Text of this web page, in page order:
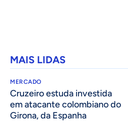
MAIS LIDAS
MERCADO
Cruzeiro estuda investida
em atacante colombiano do
Girona, da Espanha